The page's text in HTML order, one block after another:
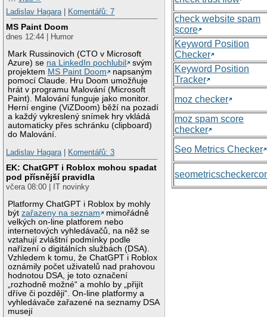
Ladislav Hagara
Komentářů: 7
MS Paint Doom
dnes 12:44 | Humor
Mark Russinovich (CTO v Microsoft
Azure) se na LinkedIn pochlubil
svým
projektem MS Paint Doom
napsaným
pomocí Claude. Hru Doom umožňuje
hrát v programu Malování (Microsoft
Paint). Malování funguje jako monitor.
Herní engine (ViZDoom) běží na pozadí
a každý vykreslený snímek hry vkládá
automaticky přes schránku (clipboard)
do Malování.
Ladislav Hagara
Komentářů: 3
EK: ChatGPT i Roblox mohou spadat
pod přísnější pravidla
včera 08:00 | IT novinky
Platformy ChatGPT i Roblox by mohly
býtzařazeny na seznam
mimořádně
velkých on-line platforem nebo
internetových vyhledávačů, na něž se
vztahují zvláštní podmínky podle
nařízení o digitálních službách (DSA).
Vzhledem k tomu, že ChatGPT i Roblox
oznámily počet uživatelů nad prahovou
hodnotou DSA, je toto označení
„rozhodně možné“ a mohlo by „přijít
dříve či později“. On-line platformy a
vyhledávače zařazené na seznamy DSA
musejí
check website spam
score
Keyword Position
Checker
Keyword Position
Tracker
moz checker
moz spam score
checker
Seo Metrics Checker